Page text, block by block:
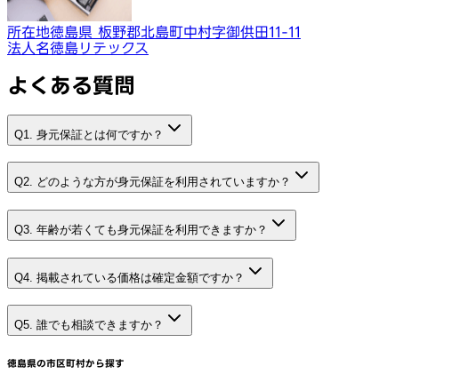
所在地徳島県 板野郡北島町中村字御供田11-11
法人名徳島リテックス
よくある質問
Q1. 身元保証とは何ですか？
Q2. どのような方が身元保証を利用されていますか？
Q3. 年齢が若くても身元保証を利用できますか？
Q4. 掲載されている価格は確定金額ですか？
Q5. 誰でも相談できますか？
徳島県の市区町村から探す